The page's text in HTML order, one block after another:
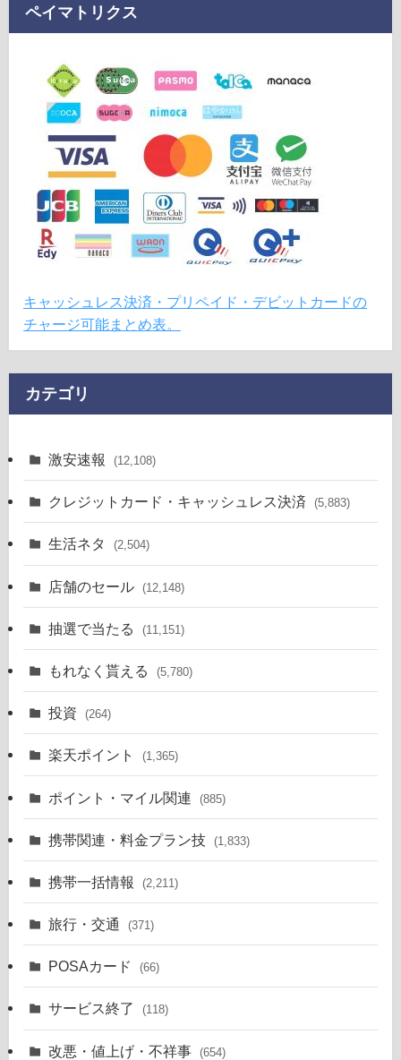
ペイマトリクス
キャッシュレス決済・プリペイド・デビットカードの
チャージ可能まとめ表。
カテゴリ
激安速報 (12,108)
クレジットカード・キャッシュレス決済 (5,883)
生活ネタ (2,504)
店舗のセール (12,148)
抽選で当たる (11,151)
もれなく貰える (5,780)
投資 (264)
楽天ポイント (1,365)
ポイント・マイル関連 (885)
携帯関連・料金プラン技 (1,833)
携帯一括情報 (2,211)
旅行・交通 (371)
POSAカード (66)
サービス終了 (118)
改悪・値上げ・不祥事 (654)